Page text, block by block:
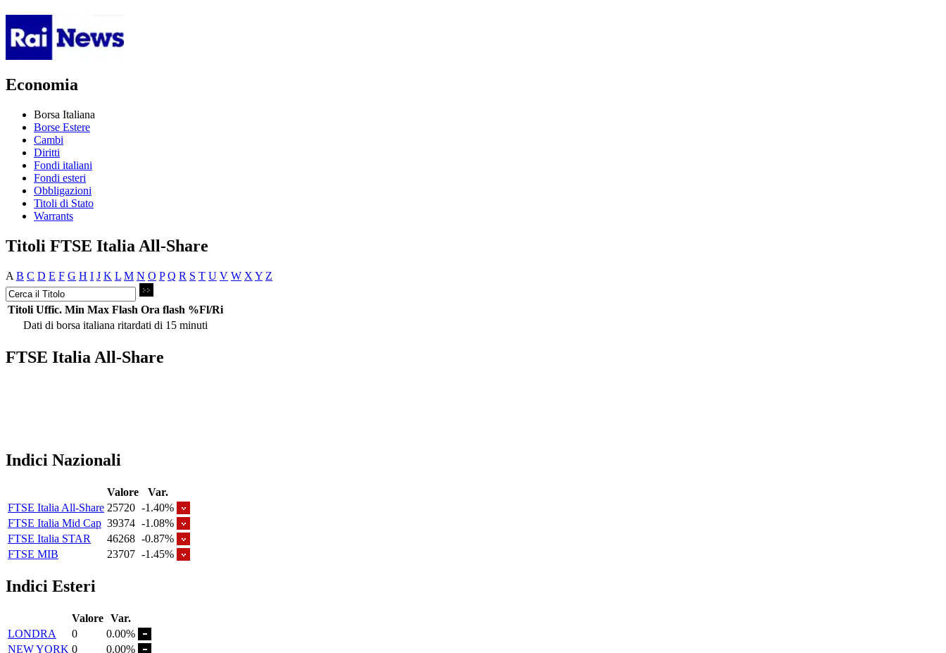
Economia
Borsa Italiana
Borse Estere
Cambi
Diritti
Fondi italiani
Fondi esteri
Obbligazioni
Titoli di Stato
Warrants
Titoli FTSE Italia All-Share
A B C D E F G H I J K L M N O P Q R S T U V W X Y Z
Titoli Uffic. Min Max Flash Ora flash %Fl/Ri
Dati di borsa italiana ritardati di 15 minuti
FTSE Italia All-Share
Indici Nazionali
Valore
Var.
FTSE Italia All-Share 25720 -1.40%
FTSE Italia Mid Cap 39374 -1.08%
FTSE Italia STAR
46268 -0.87%
FTSE MIB
23707 -1.45%
Indici Esteri
Valore Var.
LONDRA
0
0.00%
NEW YORK 0
0.00%